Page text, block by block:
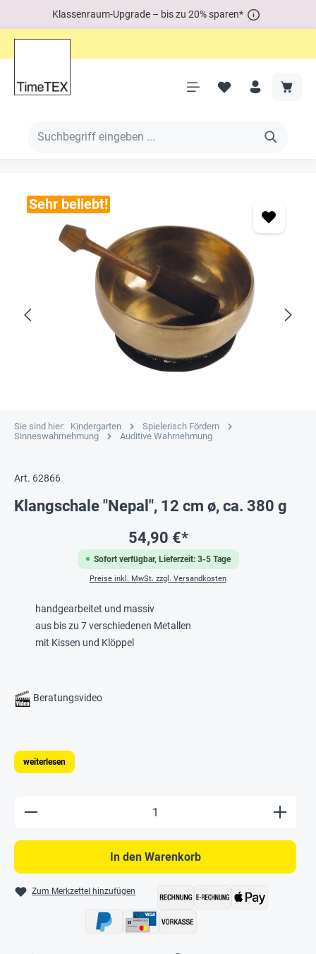
Klassenraum-Upgrade – bis zu 20% sparen*
Sehr beliebt!
Sie sind hier: Kindergarten
Spielerisch Fördern
Sinneswahrnehmung
Auditive Wahrnehmung
Art. 62866
Klangschale "Nepal", 12 cm ø, ca. 380 g
Sofort verfügbar, Lieferzeit: 3-5 Tage
54,90 €*
Preise inkl. MwSt. zzgl. Versandkosten
handgearbeitet und massiv
aus bis zu 7 verschiedenen Metallen
mit Kissen und Klöppel
Beratungsvideo
weiterlesen
Produkt Anzahl: Gib den gewünschten
In den Warenkorb
Zum Merkzettel hinzufügen